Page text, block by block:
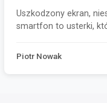
Uszkodzony ekran,
smartfon to usterki,
Piotr Nowak